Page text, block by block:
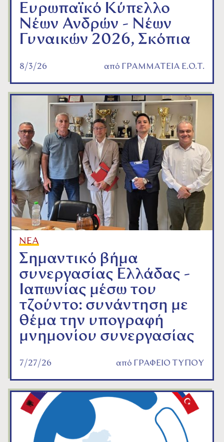
Ευρωπαϊκό Κύπελλο
Νέων Ανδρών - Νέων
Γυναικών 2026, Σκόπια
8/3/26 από ΓΡΑΜΜΑΤΕΙΑ Ε.Ο.Τ.
ΝΕΑ
Σημαντικό βήμα
συνεργασίας Ελλάδας -
Ιαπωνίας μέσω του
τζούντο: συνάντηση με
θέμα την υπογραφή
μνημονίου συνεργασίας
7/27/26 από ΓΡΑΦΕΙΟ ΤΥΠΟΥ